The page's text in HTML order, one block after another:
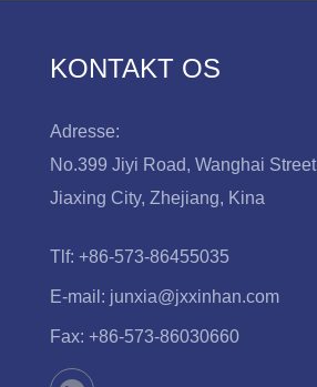
KONTAKT OS
Adresse:
No.399 Jiyi Road, Wanghai
Jiaxing City, Zhejiang, Kina
Tlf: +86-573-86455035
E-mail: junxia@jxxinhan.com
Fax: +86-573-86030660